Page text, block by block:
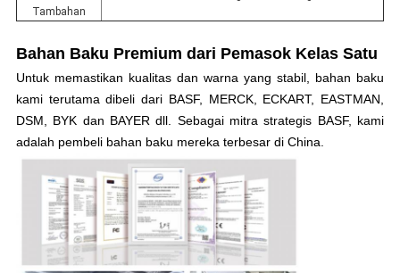
Tambahan
Bahan Baku Premium dari Pemasok Kelas Satu
Untuk memastikan kualitasdan warna yang stabil, bahan baku
kami terutama dibeli dari BASF, MERCK, ECKART, EASTMAN,
DSM, BYK dan BAYERdll. Sebagai mitra strategis BASF, kami
adalah pembeli bahan baku mereka terbesar di China.